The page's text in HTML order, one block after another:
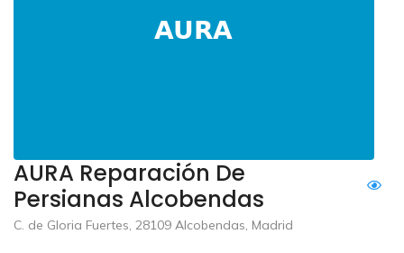
AURA Reparación De
Persianas Alcobendas
C. de Gloria Fuertes, 28109 Alcobendas, Madrid